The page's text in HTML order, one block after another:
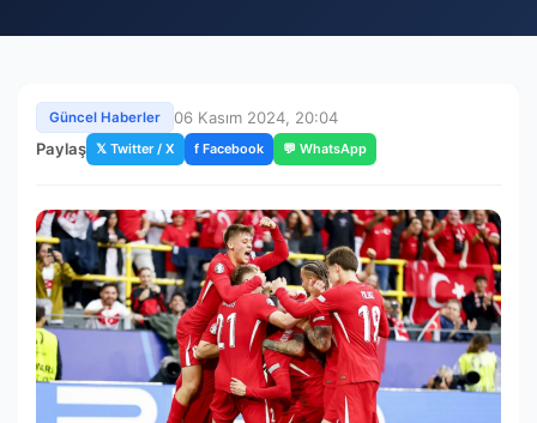
Güncel Haberler
06 Kasım 2024, 20:04
Paylaş 𝕏 Twitter / X f Facebook 💬 WhatsApp